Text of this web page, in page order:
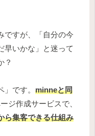
ですが、「自分の今
早いかな」と迷って
？
です。 minneと同
ジ作成サービスで、
ら集客できる仕組み